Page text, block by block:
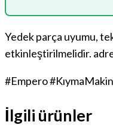
Yedek parça uyumu,
etkinleştirilmelidir.
#Empero
İlgili ürünler